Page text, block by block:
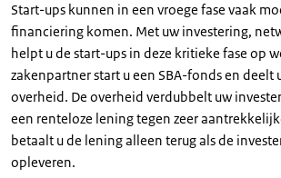
Start-ups kunnen in een vroege fase vaak
financiering komen. Met uw investering,
helpt u de start-ups in deze kritieke fase op
zakenpartner start u een SBA-fonds en deelt
overheid. De overheid verdubbelt uw
een renteloze lening tegen zeer
betaalt u de lening alleen terug als de
opleveren.